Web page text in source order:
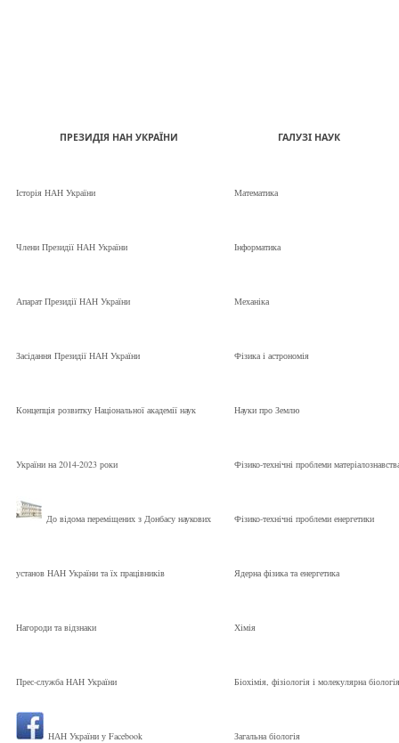
ПРЕЗИДІЯ НАН УКРАЇНИ
Історія НАН України
Члени Президії НАН України
Апарат Президії НАН України
Засідання Президії НАН України
Концепція розвитку Національної академії наук
України на 2014-2023 роки
До відома переміщених з Донбасу наукових
установ НАН України та їх працівників
Нагороди та відзнаки
Прес-служба НАН України
НАН України у Facebook
ГАЛУЗІ НАУК
Математика
Інформатика
Механіка
Фізика і астрономія
Науки про Землю
Фізико-технічні проблеми
Фізико-технічні проблеми енергетики
Ядерна фізика та енергетика
Хімія
Біохімія, фізіологія і молекулярна біологія
Загальна біологія